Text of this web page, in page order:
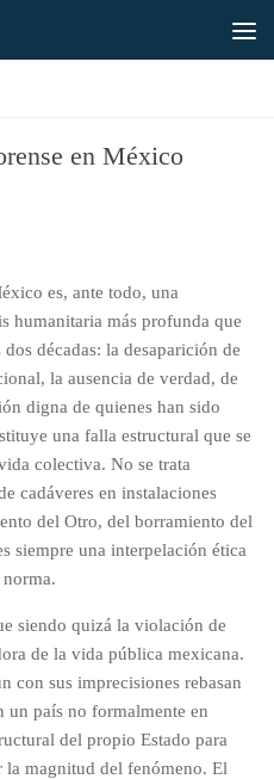
en México
es, ante todo, una
humanitaria más profunda que
décadas: la desaparición de
la ausencia de verdad, de
digna de quienes han sido
una falla estructural que se
colectiva. No se trata
cadáveres en instalaciones
del Otro, del borramiento del
siempre una interpelación ética
siendo quizá la violación de
de la vida pública mexicana.
con sus imprecisiones rebasan
un país no formalmente en
del propio Estado para
magnitud del fenómeno. El